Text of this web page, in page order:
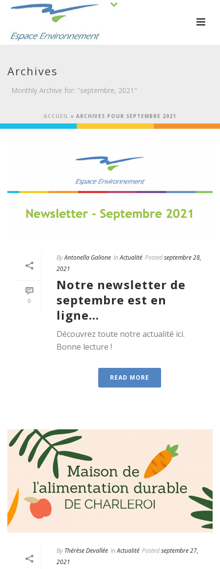
Archives
Monthly Archive for: "septembre, 2021"
ACCUEIL » ARCHIVES POUR SEPTEMBRE 2021
0
ByAntonella Galione In Actualité Postedseptembre 28,
2021
Notre newsletter de
septembre est en
ligne…
Découvrez toute notre actualité ici.
Bonne lecture !
READ MORE
By Thérèse Devallée In Actualité Postedseptembre 27,
2021